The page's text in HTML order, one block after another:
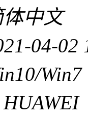
体中文
04-02
Win7
HUAWEI